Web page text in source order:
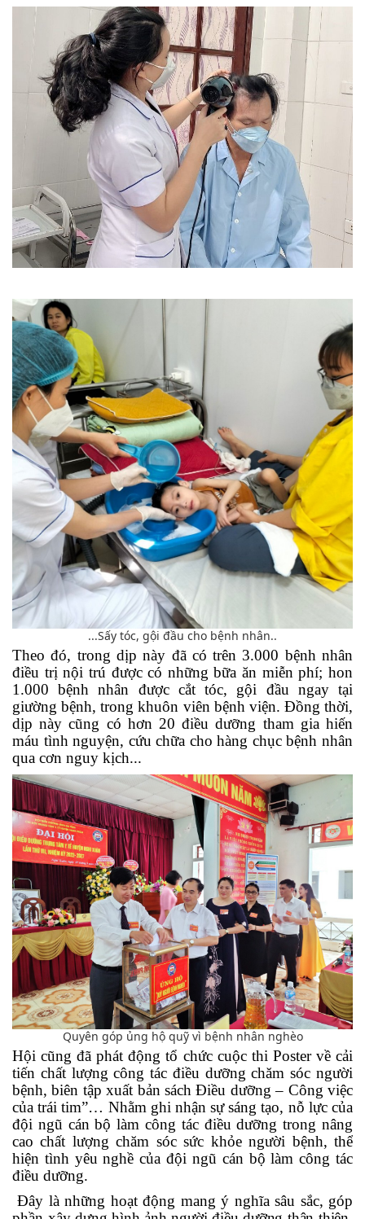
...Sấy tóc, gội đầu cho bệnh nhân..
Theo đó, trong dịp này đã có trên 3.000 bệnh nhân
điều trị nội trú được có những bữa ăn miễn phí; hon
1.000 bệnh nhân được cắt tóc, gội đầu ngay tại
giường bệnh, trong khuôn viên bệnh viện. Đồng thời,
dịp này cũng có hơn 20 điều dưỡng tham gia hiến
máu tình nguyện, cứu chữa cho hàng chục bệnh nhân
qua cơn nguy kịch...
Quyên góp ủng hộ quỹ vì bệnh nhân nghèo
Hội cũng đã phát động tổ chức cuộc thi Poster về cải
tiến chất lượng công tác điều dưỡng chăm sóc người
bệnh, biên tập xuất bản sách Điều dưỡng – Công việc
của trái tim”… Nhằm ghi nhận sự sáng tạo, nỗ lực của
đội ngũ cán bộ làm công tác điều dưỡng trong nâng
cao chất lượng chăm sóc sức khỏe người bệnh, thể
hiện tình yêu nghề của đội ngũ cán bộ làm công tác
điều dưỡng.
Đây là những hoạt động mang ý nghĩa sâu sắc, góp